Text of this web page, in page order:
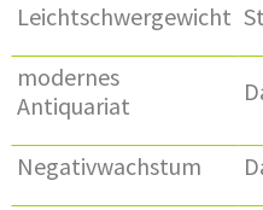
Leichtschwergewicht
modernes
Antiquariat
Negativwachstum